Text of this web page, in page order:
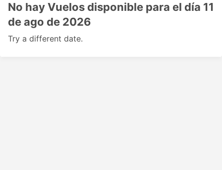
No hay Vuelos disponible para el día 11
de ago de 2026
Try a different date.